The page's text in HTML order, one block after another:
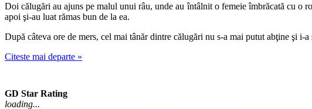
Doi călugări au ajuns pe malul unui râu, unde au întâlnit o femeie îmbrăcată cu o
apoi şi-au luat rămas bun de la ea.
După câteva ore de mers, cel mai tânăr dintre călugări nu s-a mai putut abţine şi i-a
Citeste mai departe »
GD Star Rating
loading...